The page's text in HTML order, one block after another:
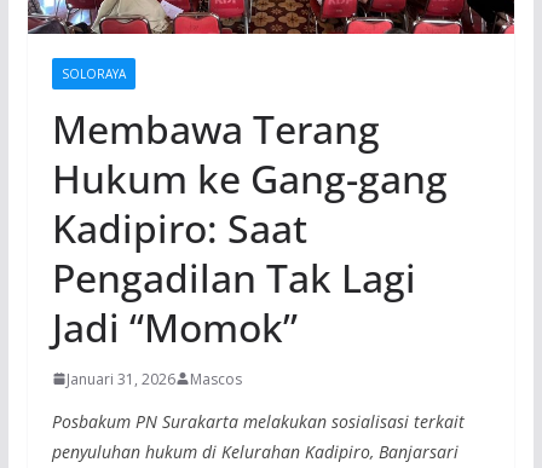
SOLORAYA
Membawa Terang
Hukum ke Gang-gang
Kadipiro: Saat
Pengadilan Tak Lagi
Jadi “Momok”
Januari 31, 2026 Mascos
Posbakum PN Surakarta melakukan sosialisasi terkait
penyuluhan hukum di Kelurahan Kadipiro, Banjarsari